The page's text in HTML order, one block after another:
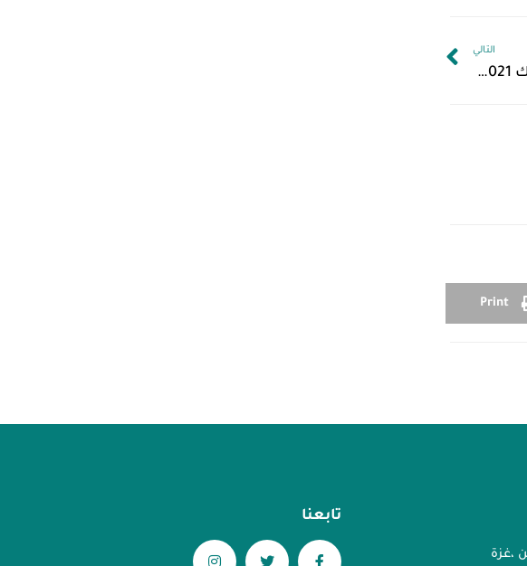
التالي
باتريك تكنولوجي في فعاليات “إكسبوتك 2021” بعنوان “التحول الرقمي”
Print
،غزة
تابعنا